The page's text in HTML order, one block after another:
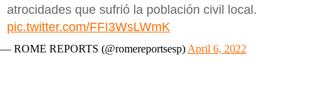
atrocidades que sufrió la población civil local.
pic.twitter.com/FFI3WsLWmK
— ROME REPORTS (@romereportsesp) April 6, 2022